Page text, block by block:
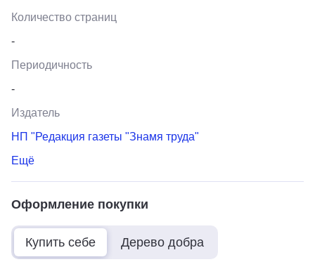
Количество страниц
-
Периодичность
-
Издатель
НП "Редакция газеты "Знамя труда"
Ещё
Оформление покупки
Купить себе Дерево добра